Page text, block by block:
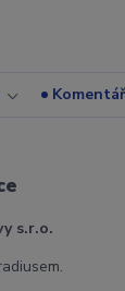
s.r.o.